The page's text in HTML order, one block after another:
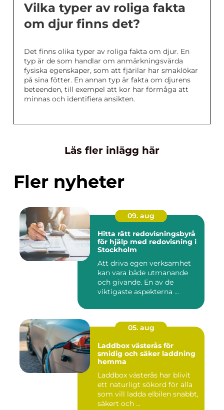
Vilka typer av roliga fakta
om djur finns det?
Det finns olika typer av roliga fakta om djur. En
typ är de som handlar om anmärkningsvärda
fysiska egenskaper, som att fjärilar har smaklökar
på sina fötter. En annan typ är fakta om djurens
beteenden, till exempel att kor har förmåga att
minnas och identifiera ansikten.
Läs fler inlägg här
Fler nyheter
09. aug
Hitta rätt redovisningsbyrå
för hjälp med redovisning i
Stockholm
Att driva egen verksamhet
kan vara både utmanande
och givande. En av de
viktigaste aspekterna ...
05. aug
Laddbox västerås för
smidig och säker laddning
hemma
Laddbox västerås har blivit
ett naturligt sökord för alla
som vill ladda elbilen snabbt,
säkert och ...